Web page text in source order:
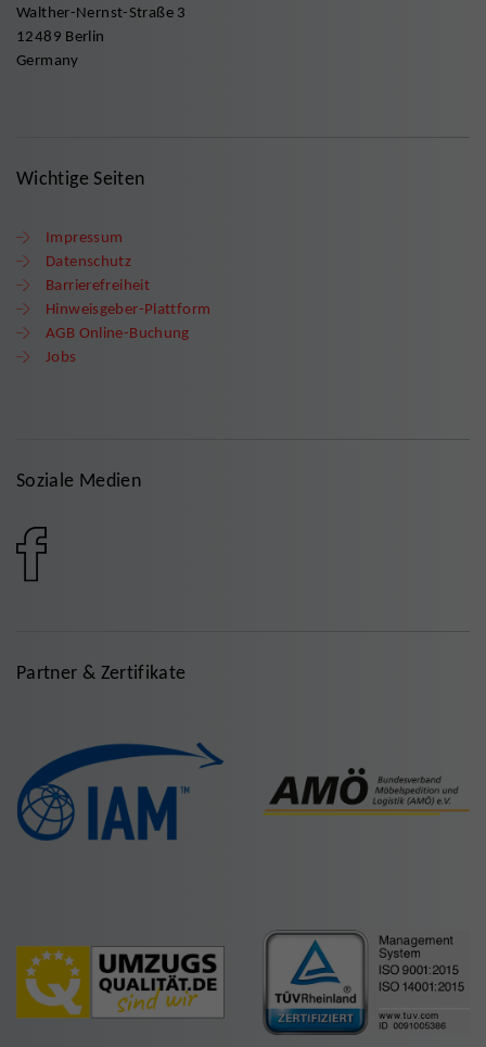
Walther-Nernst-Straße 3
12489 Berlin
Germany
Wichtige Seiten
Impressum
Datenschutz
Barrierefreiheit
Hinweisgeber-Plattform
AGB Online-Buchung
Jobs
Soziale Medien
Partner & Zertifikate